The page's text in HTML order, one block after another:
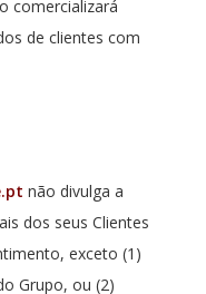
comercializará
de clientes com
não divulga a
dos seus Clientes
exceto (1)
Grupo, ou (2)